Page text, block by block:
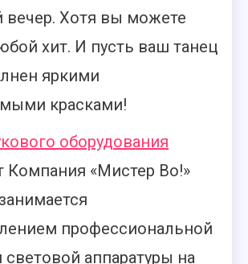
вечер. Хотя вы можете
хит. И пусть ваш танец
яркими
красками!
оборудования
Компания «Мистер Во!»
профессиональной
световой аппаратуры на